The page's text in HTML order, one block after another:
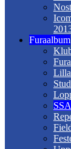
Furaalbum